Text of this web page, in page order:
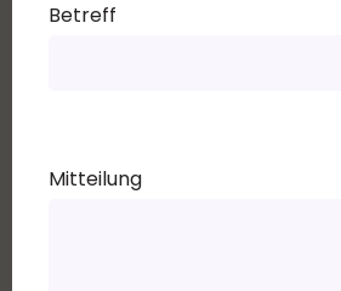
Betreff
Mitteilung